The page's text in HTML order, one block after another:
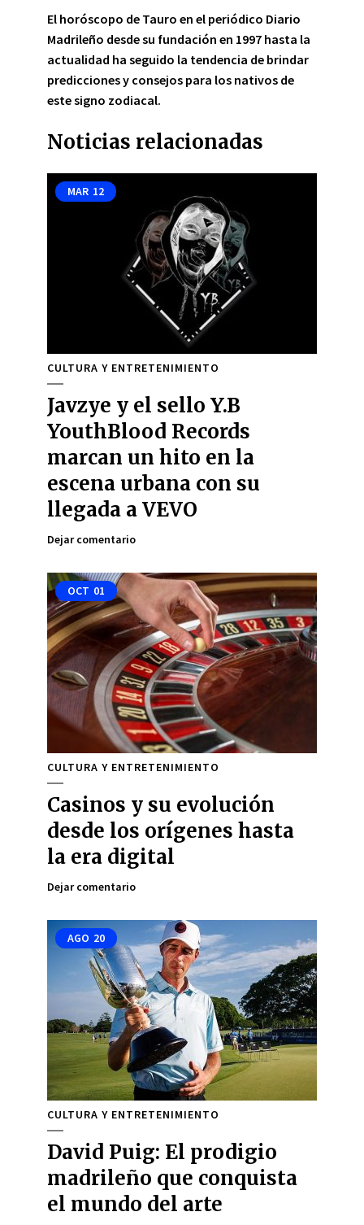
El horóscopo de Tauro en el periódico Diario
Madrileño desde su fundación en 1997 hasta la
actualidad ha seguido la tendencia de brindar
predicciones y consejos para los nativos de
este signo zodiacal.
Noticias relacionadas
MAR 12
CULTURA Y ENTRETENIMIENTO
Javzye y el sello Y.B
YouthBlood Records
marcan un hito en la
escena urbana con su
llegada a VEVO
Dejar comentario
OCT 01
CULTURA Y ENTRETENIMIENTO
Casinos y su evolución
desde los orígenes hasta
la era digital
Dejar comentario
AGO 20
CULTURA Y ENTRETENIMIENTO
David Puig: El prodigio
madrileño que conquista
el mundo del arte